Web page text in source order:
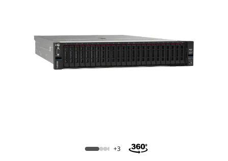
ThinkSystem SR650 V3 Rack Server
+3